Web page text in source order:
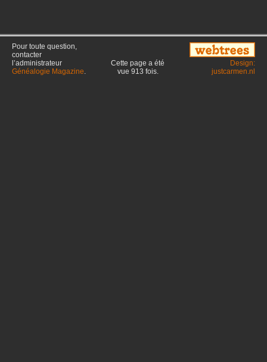
Pour toute question,
contacter
l’administrateur
Généalogie Magazine.
Cette page a été
vue 913 fois.
Design:
justcarmen.nl